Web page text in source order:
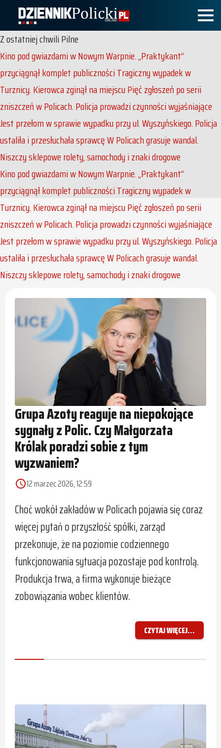
Z ostatniej chwiliPilne
Kino pod gwiazdami w Nowym Warpnie. „Praktykant”
przyciągnął komplet publicznościTragiczny wypadek w
Turznicy. Kierowca zginął na miejscuPięć zgłoszeń po serii
zniszczeń w Policach. Policja prowadzi czynności wyjaśniające
Jest przełom w sprawie wypadku przy ul. Wyszyńskiego. Policja
ustaliła i przesłuchała sprawcęW Policach grasuje wandal.
Niszczy sklepowe rolety, samochody i znaki drogowe
Kino pod gwiazdami w Nowym Warpnie. „Praktykant”
przyciągnął komplet publicznościTragiczny wypadek w
Turznicy. Kierowca zginął na miejscuPięć zgłoszeń po serii
zniszczeń w Policach. Policja prowadzi czynności wyjaśniające
Jest przełom w sprawie wypadku przy ul. Wyszyńskiego. Policja
ustaliła i przesłuchała sprawcęW Policach grasuje wandal.
Niszczy sklepowe rolety, samochody i znaki drogowe
Grupa Azoty reaguje na niepokojące
sygnały z Polic. Czy Małgorzata
Królak poradzi sobie z tym
wyzwaniem?
access_time12 marzec 2026, 12:59
Choć wokół zakładów w Policach pojawia się coraz
więcej pytań o przyszłość spółki, zarząd
przekonuje, że na poziomie codziennego
funkcjonowania sytuacja pozostaje pod kontrolą.
Produkcja trwa, a firma wykonuje bieżące
zobowiązania wobec klientów.
CZYTAJ WIĘCEJ...